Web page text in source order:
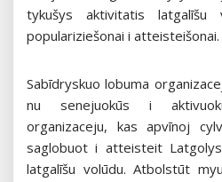
tykušys aktivitatis latgalīšu
populariziešonai i atteisteišonai.
Sabīdryskuo lobuma
nu senejuokūs i
organizaceju, kas apvīnoj
saglobuot i atteisteit
latgalīšu volūdu. Atbolstūt